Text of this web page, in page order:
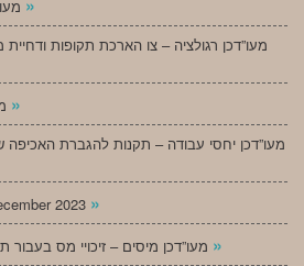
»
מעו”דכן יחסי עבודה – תקנות להגברת האכיפה של
2023 »
»